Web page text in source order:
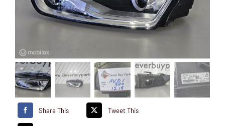
Share This Tweet This